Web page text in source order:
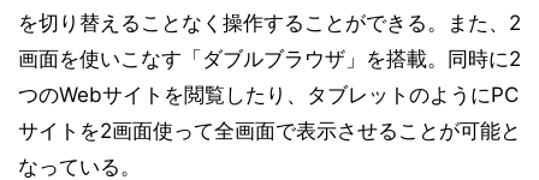
を切り替えることなく操作することができる。また、2
画面を使いこなす「ダブルブラウザ」を搭載。同時に2
つのWebサイトを閲覧したり、タブレットのようにPC
サイトを2画面使って全画面で表示させることが可能と
なっている。